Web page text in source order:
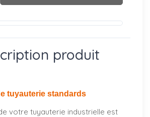
produit
tuyauterie standards
votre tuyauterie industrielle est